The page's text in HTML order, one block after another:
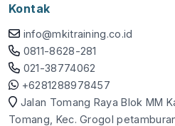
Kontak
info@mkitraining.co.id
0811-8628-281
021-38774062
+6281288978457
Jalan Tomang Raya Blok MM
Tomang, Kec. Grogol